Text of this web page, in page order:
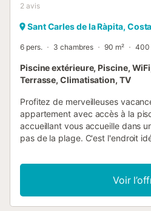
2 avis
Sant Carles de la Ràpita,
6 pers. 3 chambres 90 m² 400
Piscine extérieure, Piscine,
Terrasse, Climatisation, TV
Profitez de merveilleuses
appartement avec accès à la
accueillant vous accueille dans
pas de la plage. C'est l'endroit
à la piscine, mais aussi explorer
pièces confortablement
passer des moments inoubliables
canapé confortable vous invite
Voir